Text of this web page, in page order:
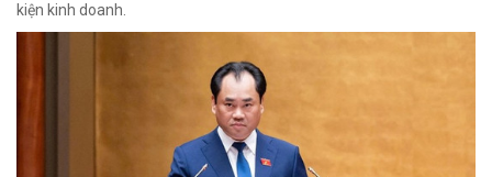
kiện kinh doanh.